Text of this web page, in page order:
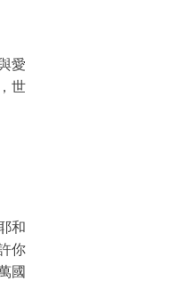
愛
世
和
你
國